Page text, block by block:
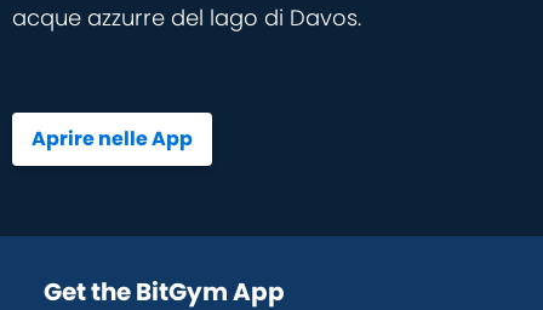
acque azzurre del lago di Davos.
Aprire nelle App
Get the BitGym App